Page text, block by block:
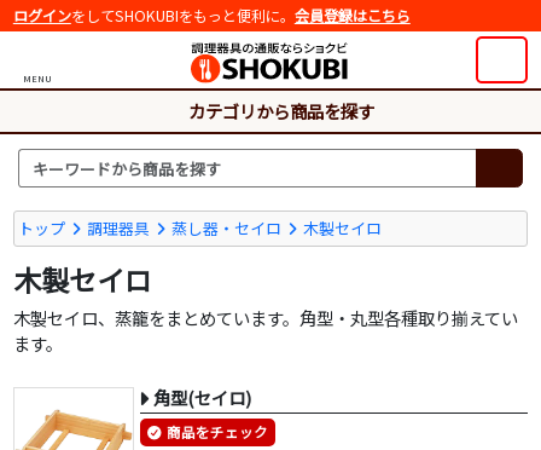
ログインをしてSHOKUBIをもっと便利に。 会員登録はこちら
MENU
カテゴリから商品を探す
トップ 調理器具 蒸し器・セイロ 木製セイロ
木製セイロ
木製セイロ、蒸籠をまとめています。角型・丸型各種取り揃えてい
ます。
角型(セイロ)
商品をチェック